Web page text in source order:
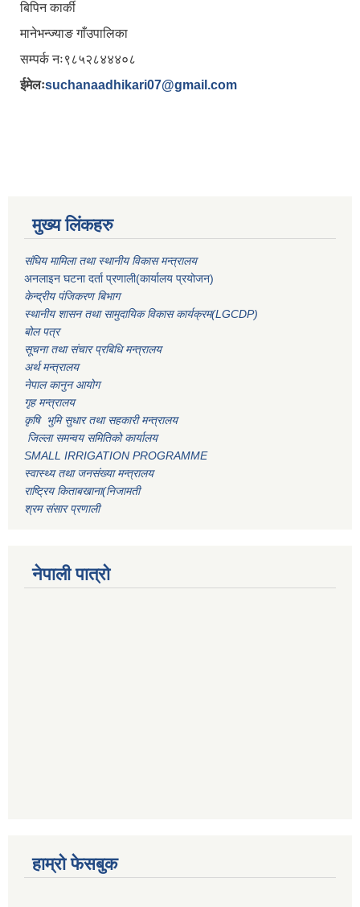
बिपिन कार्की
मानेभन्ज्याङ गाँउपालिका
सम्पर्क नः९८५२८४४४०८
ईमेलःsuchanaadhikari07@gmail.com
मुख्य लिंकहरु
संघिय मामिला तथा स्थानीय विकास मन्त्रालय
अनलाइन घटना दर्ता प्रणाली(कार्यालय प्रयोजन)
केन्द्रीय पंजिकरण बिभाग
स्थानीय शासन तथा सामुदायिक विकास कार्यक्रम(LGCDP)
बोल पत्र
सूचना तथा संचार प्रबिधि मन्त्रालय
अर्थ मन्त्रालय
नेपाल कानुन आयोग
गृह मन्त्रालय
कृषि भुमि सुधार तथा सहकारी मन्त्रालय
जिल्ला समन्वय समितिको कार्यालय
SMALL IRRIGATION PROGRAMME
स्वास्थ्य तथा जनसंख्या मन्त्रालय
राष्ट्रिय किताबखाना(निजामती
श्रम संसार प्रणाली
नेपाली पात्रो
हाम्रो फेसबुक